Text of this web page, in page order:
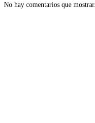
No hay comentarios que mostrar.